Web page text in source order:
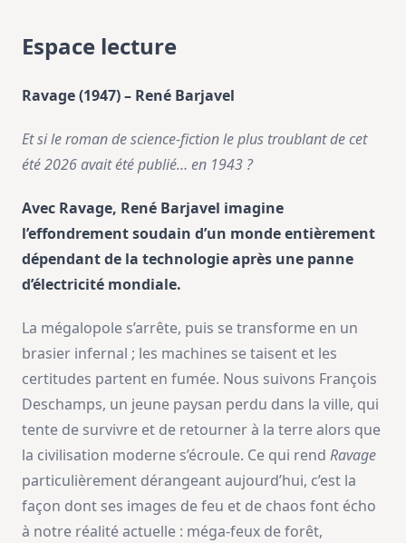
Espace lecture
Ravage (1947) – René Barjavel
Et si le roman de science-fiction le plus troublant de cet
été 2026 avait été publié… en 1943 ?
Avec Ravage, René Barjavel imagine
l’effondrement soudain d’un monde entièrement
dépendant de la technologie après une panne
d’électricité mondiale.
La mégalopole s’arrête, puis se transforme en un
brasier infernal ; les machines se taisent et les
certitudes partent en fumée. Nous suivons François
Deschamps, un jeune paysan perdu dans la ville, qui
tente de survivre et de retourner à la terre alors que
la civilisation moderne s’écroule. Ce qui rend Ravage
particulièrement dérangeant aujourd’hui, c’est la
façon dont ses images de feu et de chaos font écho
à notre réalité actuelle : méga-feux de forêt,